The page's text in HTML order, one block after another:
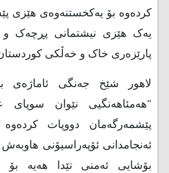
کردەوە بۆ یەکخستنەوەی هێزی
یەک هێزی نیشتمانی پڕچەک و
پارێزەری خاک و خەڵکی
لاهور شێخ جه‌نگی‌ ئاماژه‌ی
"هەمئاهەنگیی نێوان
پێشمەرگەمان دووپات کردەوە
ئەنجامدانی ئۆپەراسیۆنی
بۆشایی ئەمنی تێدا هەیە بۆ